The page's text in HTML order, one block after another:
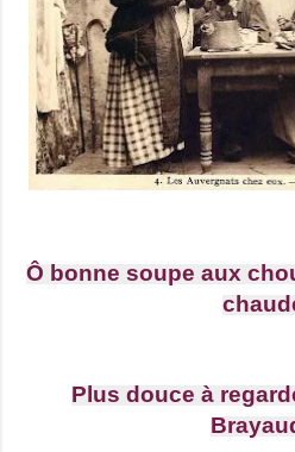
Ô bonne soupe aux
Plus douce à